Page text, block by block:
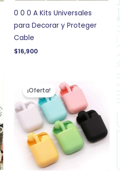
0 0 0 A Kits Universales
para Decorar y Proteger
Cable
$16,900
¡Oferta!precio
original
era:
$69,900.
precio
actual
es:
$37,900.